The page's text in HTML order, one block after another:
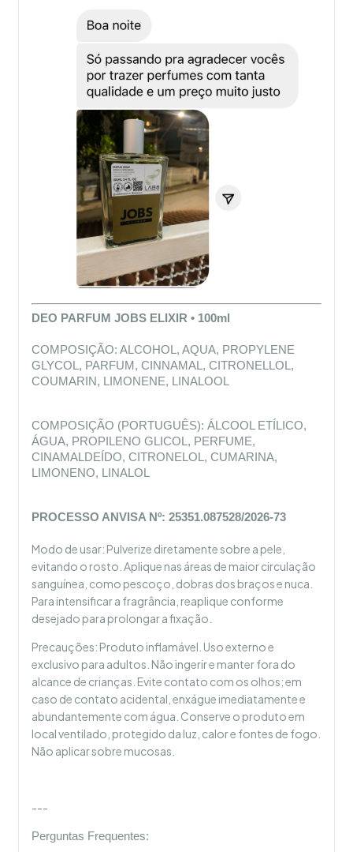
DEO PARFUM JOBS ELIXIR • 100ml
COMPOSIÇÃO: ALCOHOL, AQUA, PROPYLENE
GLYCOL, PARFUM, CINNAMAL, CITRONELLOL,
COUMARIN, LIMONENE, LINALOOL
COMPOSIÇÃO (PORTUGUÊS): ÁLCOOL ETÍLICO,
ÁGUA, PROPILENO GLICOL, PERFUME,
CINAMALDEÍDO, CITRONELOL, CUMARINA,
LIMONENO, LINALOL
PROCESSO ANVISA Nº: 25351.087528/2026-73
Modo de usar: Pulverize diretamente sobre a pele,
evitando o rosto. Aplique nas áreas de maior circulação
sanguínea, como pescoço, dobras dos braços e nuca.
Para intensificar a fragrância, reaplique conforme
desejado para prolongar a fixação.
Precauções: Produto inflamável. Uso externo e
exclusivo para adultos. Não ingerir e manter fora do
alcance de crianças. Evite contato com os olhos; em
caso de contato acidental, enxágue imediatamente e
abundantemente com água. Conserve o produto em
local ventilado, protegido da luz, calor e fontes de fogo.
Não aplicar sobre mucosas.
---
Perguntas Frequentes: